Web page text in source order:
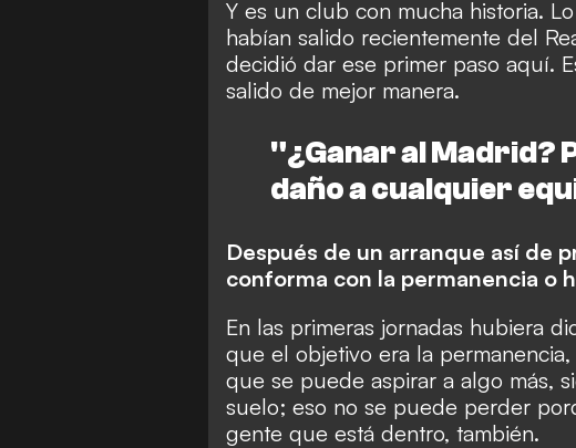
Y es un club con mucha historia.
habían salido recientemente del
decidió dar ese primer paso aquí.
salido de mejor manera.
"¿Ganar al Madrid?
daño a cualquier
Después de un arranque así de
conforma con la permanencia o
En las primeras jornadas hubiera
que el objetivo era la
que se puede aspirar a algo más,
suelo; eso no se puede perder
gente que está dentro, también.